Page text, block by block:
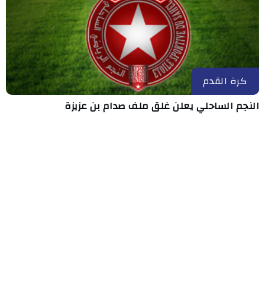
كرة القدم
النجم الساحلي يعلن غلق ملف صدام بن عزيزة